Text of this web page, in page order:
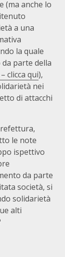
(ma anche lo
a una
la quale
parte della
clicca qui),
nei
di attacchi
le note
ispettivo
da parte
società, si
solidarietà
alti